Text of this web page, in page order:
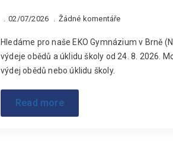
02/07/2026 Žádné komentáře
Hledáme pro naše EKO Gymnázium v Brně
výdeje obědů a úklidu školy od 24. 8. 2026.
výdej obědů nebo úklidu školy.
Read more